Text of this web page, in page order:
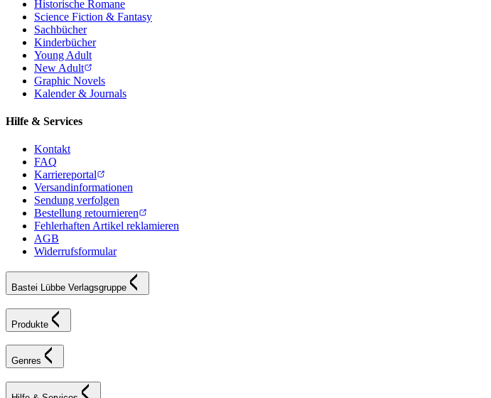
Historische Romane
Science Fiction & Fantasy
Sachbücher
Kinderbücher
Young Adult
New Adult
Graphic Novels
Kalender & Journals
Hilfe & Services
Kontakt
FAQ
Karriereportal
Versandinformationen
Sendung verfolgen
Bestellung retournieren
Fehlerhaften Artikel reklamieren
AGB
Widerrufsformular
Bastei Lübbe Verlagsgruppe
Produkte
Genres